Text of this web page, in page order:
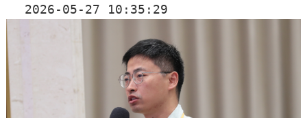
2026-05-27 10:35:29